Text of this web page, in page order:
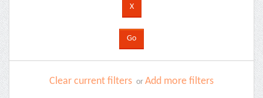
Clear current filters or Add more filters